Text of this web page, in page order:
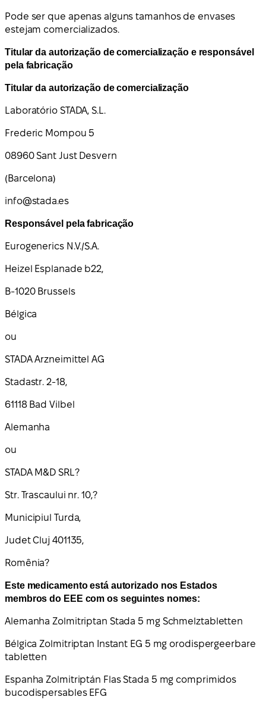
Pode ser que apenas alguns tamanhos de envases
estejam comercializados.
Titular da autorização de comercialização e responsável
pela fabricação
Titular da autorização de comercialização
Laboratório STADA, S.L.
Frederic Mompou 5
08960 Sant Just Desvern
(Barcelona)
info@stada.es
Responsável pela fabricação
Eurogenerics N.V./S.A.
Heizel Esplanade b22,
B-1020 Brussels
Bélgica
ou
STADA Arzneimittel AG
Stadastr. 2-18,
61118 Bad Vilbel
Alemanha
ou
STADA M&D SRL?
Str. Trascaului nr. 10,?
Municipiul Turda,
Judet Cluj 401135,
Romênia?
Este medicamento está autorizado nos Estados
membros do EEE com os seguintes nomes:
Alemanha Zolmitriptan Stada 5 mg Schmelztabletten
Bélgica Zolmitriptan Instant EG 5 mg orodispergeerbare
tabletten
Espanha Zolmitriptán Flas Stada 5 mg comprimidos
bucodispersables EFG